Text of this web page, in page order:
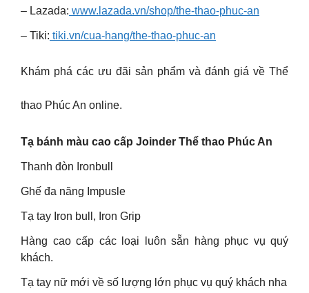
– Lazada: www.lazada.vn/shop/the-thao-phuc-an
– Tiki: tiki.vn/cua-hang/the-thao-phuc-an
Khám phá các ưu đãi sản phẩm và đánh giá về Thể
thao Phúc An online.
Tạ bánh màu cao cấp Joinder Thể thao Phúc An
Thanh đòn Ironbull
Ghế đa năng Impusle
Tạ tay Iron bull, Iron Grip
Hàng cao cấp các loại luôn sẵn hàng phục vụ quý
khách.
Tạ tay nữ mới về số lượng lớn phục vụ quý khách nha